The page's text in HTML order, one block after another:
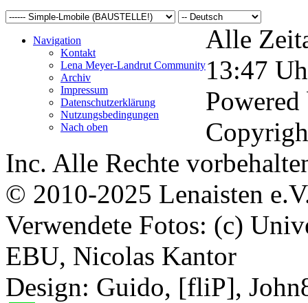
Navigation
Kontakt
Lena Meyer-Landrut Community
Archiv
Impressum
Datenschutzerklärung
Nutzungsbedingungen
Nach oben
Alle
13:47
Inc. Alle Rechte
© 2010-2025 Lenaisten
Verwendete Fotos: (c)
EBU, Nicolas Kantor
Design: Guido, [fliP],